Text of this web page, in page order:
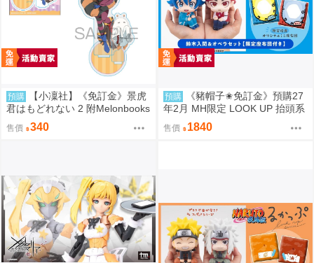
預購
【小凜社】《免訂金》景虎
君はもどれない 2 附Melonbooks
售價 340
預購
《豬帽子✬免訂金》預購27
年2月 MH限定 LOOK UP 抬頭系
列 入間同學入魔了！鈴木入間&
歐佩拉 套組 0812
售價 1840